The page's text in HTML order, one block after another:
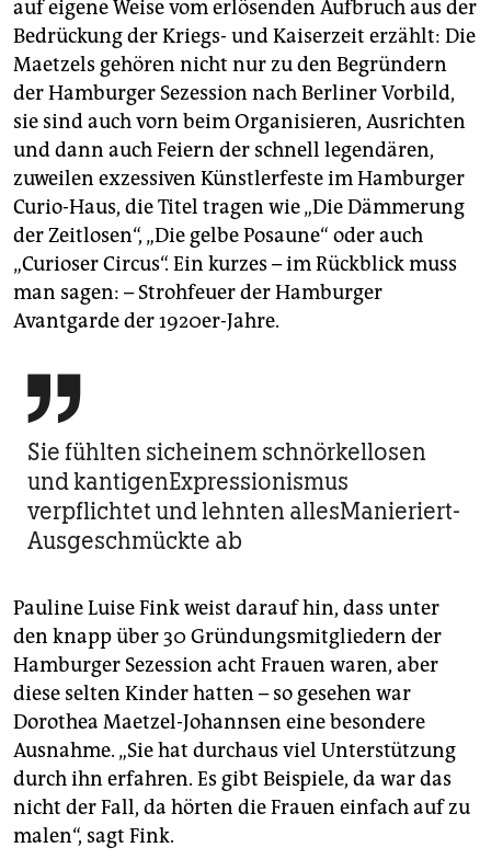
auf eigene Weise vom erlösenden Aufbruch aus der
Bedrückung der Kriegs- und Kaiserzeit erzählt: Die
Maet­zels gehören nicht nur zu den Begründern
der Hamburger Sezession nach Berliner Vorbild,
sie sind auch vorn beim Organisieren, Ausrichten
und dann auch Feiern der schnell legendären,
zuweilen exzessiven Künstlerfeste im Hamburger
Curio-Haus, die Titel tragen wie „Die Dämmerung
der Zeitlosen“, „Die gelbe Posaune“ oder auch
„Curioser Circus“. Ein kurzes – im Rückblick muss
man sagen: – Strohfeuer der Hamburger
Avantgarde der 1920er-Jahre.

Sie fühlten sicheinem schnörkellosen
und kantigenExpressionismus
verpflichtet und lehnten allesManieriert-
Ausgeschmückte ab
Pauline Luise Fink weist darauf hin, dass unter
den knapp über 30 Gründungsmitgliedern der
Hamburger Sezession acht Frauen waren, aber
diese selten Kinder hatten – so gesehen war
Dorothea Maetzel-Johannsen eine besondere
Ausnahme. „Sie hat durchaus viel Unterstützung
durch ihn erfahren. Es gibt Beispiele, da war das
nicht der Fall, da hörten die Frauen einfach auf zu
malen“, sagt Fink.